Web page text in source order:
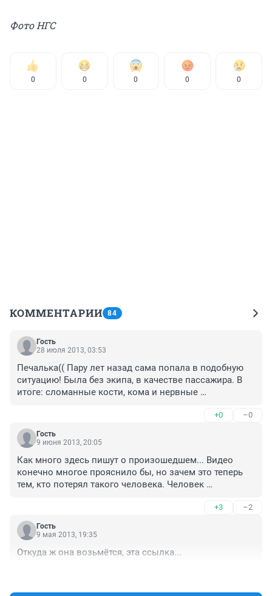
Фото НГС
0 0 0 0 0
КОММЕНТАРИИ 84
Гость
28 июля 2013, 03:53
Печалька(( Пару лет назад сама попала в подобную
ситуацию! Была без экипа, в качестве пассажира. В
итоге: сломанные кости, кома и нервные
ушибами. Я считаю, что мотоциклисты не должны
возить людей без экипа!!! Да и вообще, я
сомневаюсь, что был соблюдён скоростной
+0 –0
Гость
9 июня 2013, 20:05
Как много здесь пишут о произошедшем... Видео
конечно многое прояснило бы, но зачем это теперь
тем, кто потерял такого человека. Человек
ПДД не пропустив при повороте другого участника
движения двигавшегося прямо, и трактовать это по
другому преступно! Всем вам, наговаривающим на
безбашенные подростки на стареньком ИЖе ехали, а
своем ряду и не мог предвидеть такой ситуации, вы
+3 –2
Гость
9 мая 2013, 19:35
Откуда ж она возьмётся, эта ссылка...